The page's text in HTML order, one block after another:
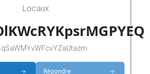
Locaux
Répondre